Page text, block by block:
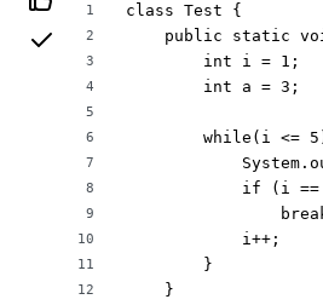
1
2
3
4
5
6
7
8
9
10
11
12
class Test {
public static
        int i = 1;
        int a = 3;
while(i <=
if (i ==
            i++;
        }
    }